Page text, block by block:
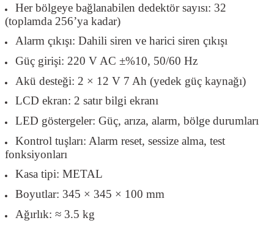
Her bölgeye bağlanabilen dedektör sayısı: 32
(toplamda 256’ya kadar)
Alarm çıkışı: Dahili siren ve harici siren çıkışı
Güç girişi: 220 V AC ±%10, 50/60 Hz
Akü desteği: 2 × 12 V 7 Ah (yedek güç kaynağı)
LCD ekran: 2 satır bilgi ekranı
LED göstergeler: Güç, arıza, alarm, bölge durumları
Kontrol tuşları: Alarm reset, sessize alma, test
fonksiyonları
Kasa tipi: METAL
Boyutlar: 345 × 345 × 100 mm
Ağırlık: ≈ 3.5 kg